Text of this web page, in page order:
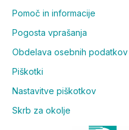
Pomoč in informacije
Pogosta vprašanja
Obdelava osebnih podatkov
Piškotki
Nastavitve piškotkov
Skrb za okolje